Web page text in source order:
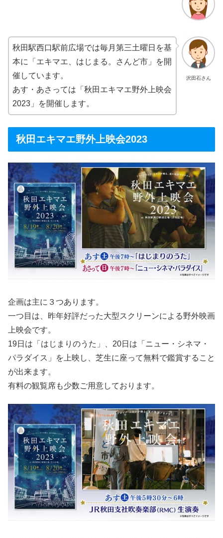
沢田石さん
秋田駅西口駅前広場では毎月第三土曜日を基
本に「エキマエ、はじまる。さんど市」を開
催しています。
あす・あさっては「秋田エキマエ野外上映会
2023」を開催します。
秋田エキマエ野外上映会2023
企画は主に３つあります。
一つ目は、昨年好評だった大型スクリーンによる野外映画
上映会です。
19日は「はじまりのうた」、20日は「ニュー・シネマ・
パラダイス」を上映し、芝生に座って無料で鑑賞すること
が出来ます。
有料の観覧席も少数ご用意しております。